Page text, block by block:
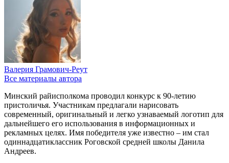
Валерия Грамович-Реут
Все материалы автора
Минский райисполкома проводил конкурс к 90-летию
пристоличья. Участникам предлагали нарисовать
современный, оригинальный и легко узнаваемый логотип для
дальнейшего его использования в информационных и
рекламных целях. Имя победителя уже известно – им стал
одиннадцатиклассник Роговской средней школы Данила
Андреев.